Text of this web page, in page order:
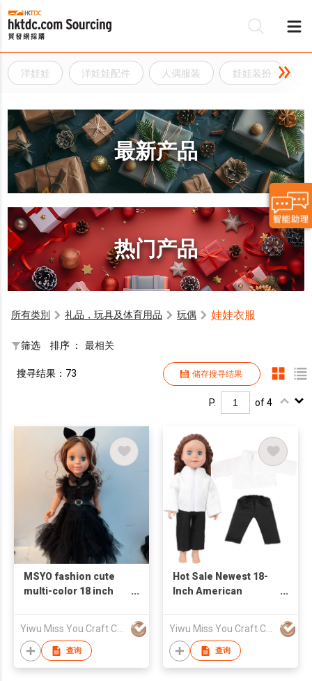
洋娃娃 洋娃娃配件 人偶服装 娃娃装扮
最新产品
热门产品
所有类別 礼品，玩具及体育用品 玩偶 娃娃衣服
筛选 排序 ： 最相关
储存搜寻结果
搜寻结果：73
P. of 4
MSYO fashion cute
multi-color 18 inch
accessories
Christmas girl gift
查询
Hot Sale Newest 18-
Inch American
Swimsuit DIY Cartoon
Model Polyester
Material
查询